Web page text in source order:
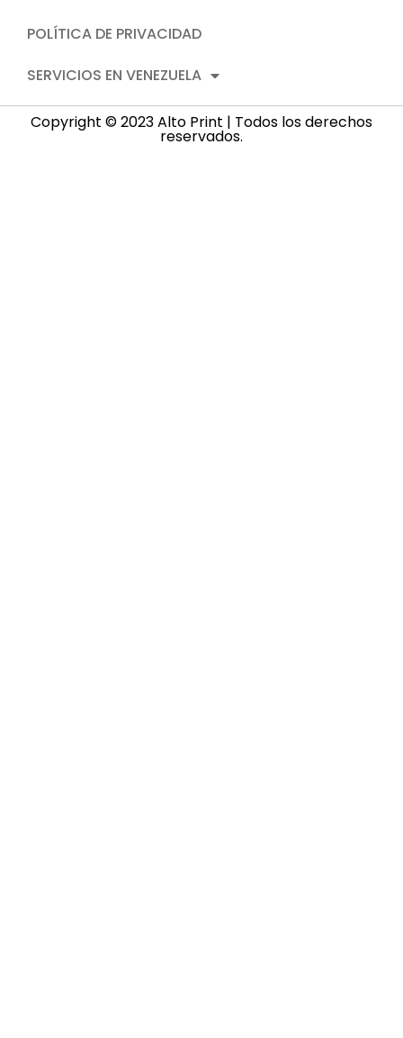
POLÍTICA DE PRIVACIDAD
SERVICIOS EN VENEZUELA
Copyright © 2023 Alto Print | Todos los derechos
reservados.